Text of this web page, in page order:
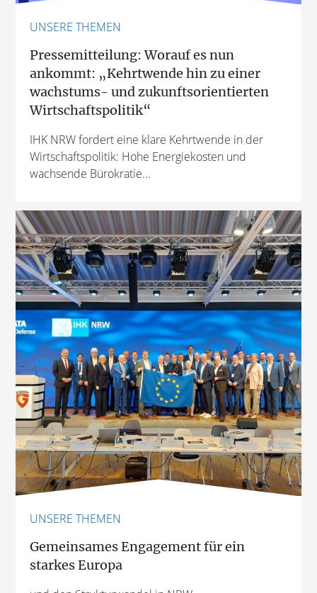
UNSERE THEMEN
Pressemitteilung: Worauf es nun
ankommt: „Kehrtwende hin zu einer
wachstums- und zukunftsorientierten
Wirtschaftspolitik“
IHK NRW fordert eine klare Kehrtwende in der
Wirtschaftspolitik: Hohe Energiekosten und
wachsende Bürokratie...
UNSERE THEMEN
Gemeinsames Engagement für ein
starkes Europa